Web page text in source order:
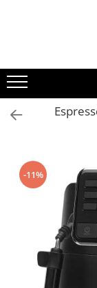
Cafea
Cafea Boabe
Capsule Cafea
Ceai
Espressoare
Aparate Automate
Aparate capsule
Aparate clasice
Accesorii
-11%